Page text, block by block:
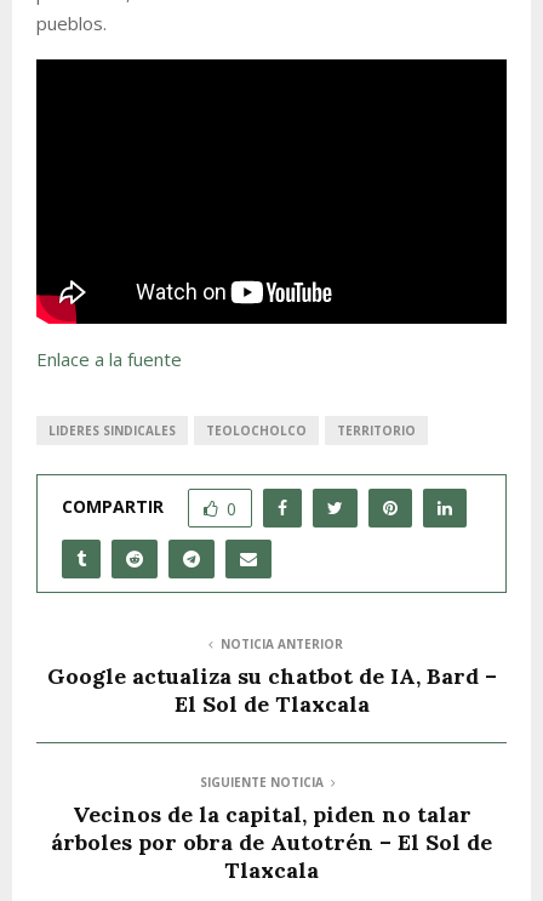
pueblos.
Enlace a la fuente
LIDERES SINDICALES TEOLOCHOLCO TERRITORIO
COMPARTIR 0
NOTICIA ANTERIOR
Google actualiza su chatbot de IA, Bard –
El Sol de Tlaxcala
SIGUIENTE NOTICIA
Vecinos de la capital, piden no talar
árboles por obra de Autotrén – El Sol de
Tlaxcala